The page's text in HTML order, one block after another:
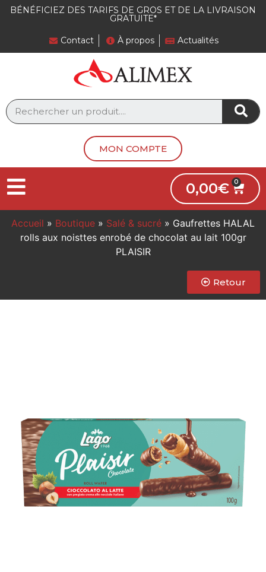
BÉNÉFICIEZ DES TARIFS DE GROS ET DE LA LIVRAISON
GRATUITE*
Contact À propos Actualités
MON COMPTE
0,00€
Accueil » Boutique » Salé & sucré » Gaufrettes HALAL
rolls aux noisttes enrobé de chocolat au lait 100gr
PLAISIR
Retour